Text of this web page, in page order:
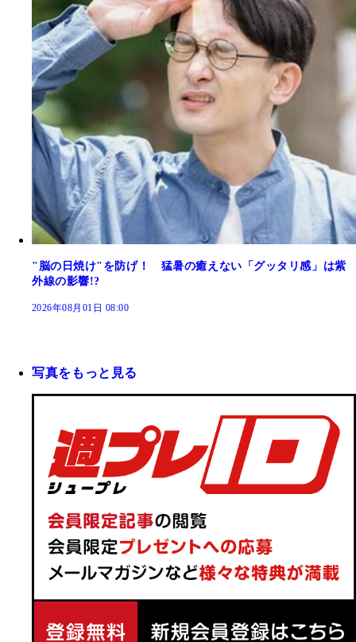
"脳の日焼け"を防げ！ 猛暑の癒えない「グッタリ感」は紫
外線の影響!?
2026年08月01日 08:00
写真をもっと見る